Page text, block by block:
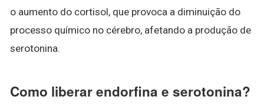
o aumento do cortisol, que provoca a diminuição do
processo químico no cérebro, afetando a produção de
serotonina.
Como liberar endorfina e serotonina?